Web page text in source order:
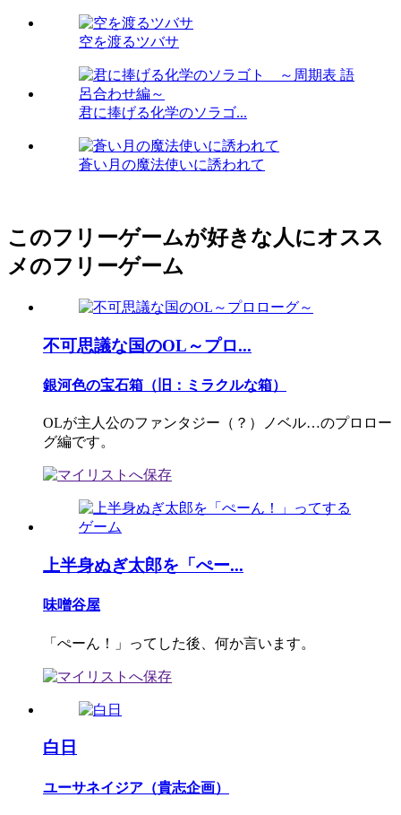
空を渡るツバサ
君に捧げる化学のソラゴ...
蒼い月の魔法使いに誘われて
このフリーゲームが好きな人にオスス
メのフリーゲーム
不可思議な国のOL～プロ...
銀河色の宝石箱（旧：ミラクルな箱）
OLが主人公のファンタジー（？）ノベル…のプロロー
グ編です。
上半身ぬぎ太郎を「ぺー...
味噌谷屋
「ぺーん！」ってした後、何か言います。
白日
ユーサネイジア（貴志企画）